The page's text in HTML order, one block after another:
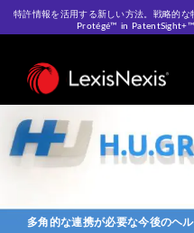
特許情報を活用する新しい方法。戦略的
Protégé™ in PatentSight+™
ホーム>多角的な連携が必要な今
多角的な連携が必要な今後のヘ